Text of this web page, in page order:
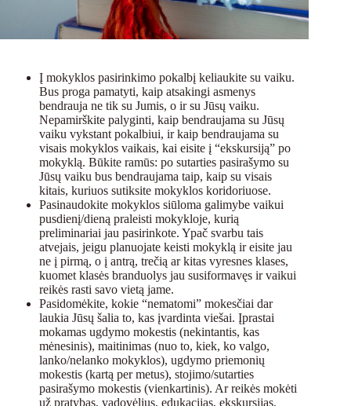
Į mokyklos pasirinkimo pokalbį keliaukite su vaiku.
Bus proga pamatyti, kaip atsakingi asmenys
bendrauja ne tik su Jumis, o ir su Jūsų vaiku.
Nepamirškite palyginti, kaip bendraujama su Jūsų
vaiku vykstant pokalbiui, ir kaip bendraujama su
visais mokyklos vaikais, kai eisite į “ekskursiją” po
mokyklą. Būkite ramūs: po sutarties pasirašymo su
Jūsų vaiku bus bendraujama taip, kaip su visais
kitais, kuriuos sutiksite mokyklos koridoriuose.
Pasinaudokite mokyklos siūloma galimybe vaikui
pusdienį/dieną praleisti mokykloje, kurią
preliminariai jau pasirinkote. Ypač svarbu tais
atvejais, jeigu planuojate keisti mokyklą ir eisite jau
ne į pirmą, o į antrą, trečią ar kitas vyresnes klases,
kuomet klasės branduolys jau susiformavęs ir vaikui
reikės rasti savo vietą jame.
Pasidomėkite, kokie “nematomi” mokesčiai dar
laukia Jūsų šalia to, kas įvardinta viešai. Įprastai
mokamas ugdymo mokestis (nekintantis, kas
mėnesinis), maitinimas (nuo to, kiek, ko valgo,
lanko/nelanko mokyklos), ugdymo priemonių
mokestis (kartą per metus), stojimo/sutarties
pasirašymo mokestis (vienkartinis). Ar reikės mokėti
už pratybas, vadovėlius, edukacijas, ekskursijas,